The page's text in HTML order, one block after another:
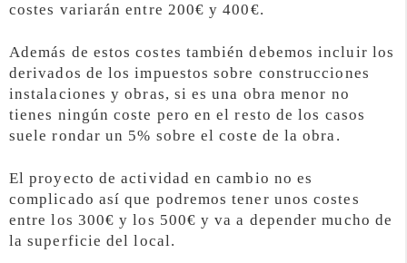
costes variarán entre 200€ y 400€.
Además de estos costes también debemos incluir los
derivados de los impuestos sobre construcciones
instalaciones y obras, si es una obra menor no
tienes ningún coste pero en el resto de los casos
suele rondar un 5% sobre el coste de la obra.
El proyecto de actividad en cambio no es
complicado así que podremos tener unos costes
entre los 300€ y los 500€ y va a depender mucho de
la superficie del local.